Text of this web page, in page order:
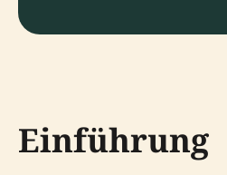
Einführung